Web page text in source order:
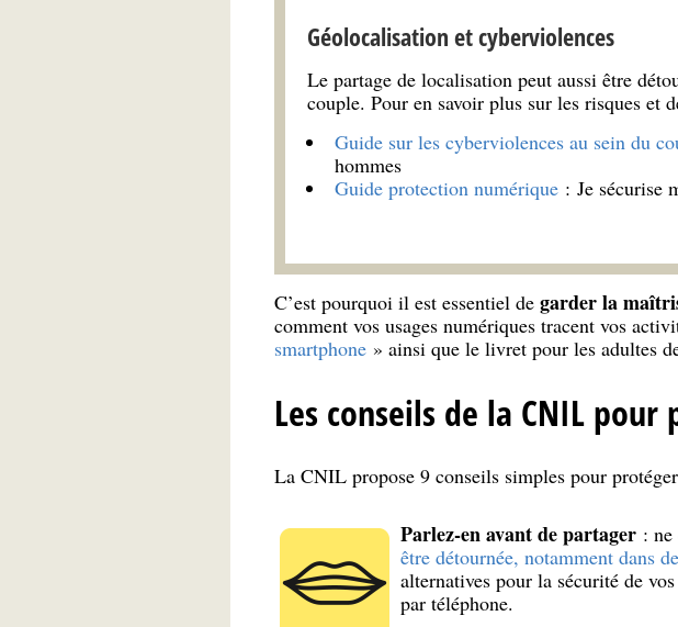
Géolocalisation et cyberviolences
Le partage de localisation peut aussi être
couple. Pour en savoir plus sur les risques et
Guide sur les cyberviolences au sein du
hommes
Guide protection numérique: Je sécurise
C’est pourquoi il est essentiel degarder la
comment vos usages numériques tracent vos
smartphone » ainsi que le livret pour les adultes
Les conseils de la CNIL
La CNIL propose 9 conseils simples pour
Parlez-en avant de partager: ne
être détournée, notamment dans
alternatives pour la sécurité de
par téléphone.